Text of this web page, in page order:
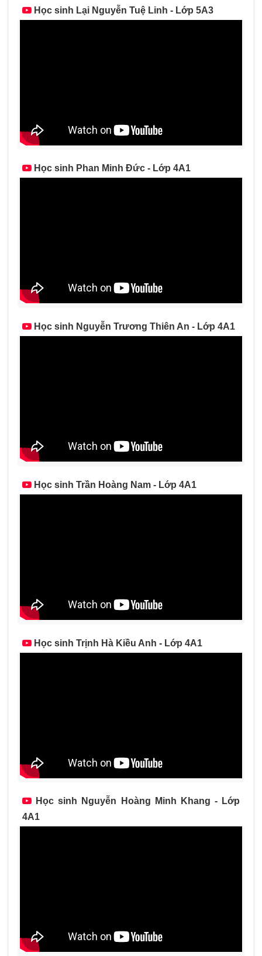
Học sinh Lại Nguyễn Tuệ Linh - Lớp 5A3
Học sinh Phan Minh Đức - Lớp 4A1
Học sinh Nguyễn Trương Thiên An - Lớp 4A1
Học sinh Trần Hoàng Nam - Lớp 4A1
Học sinh Trịnh Hà Kiều Anh - Lớp 4A1
Học sinh Nguyễn Hoàng Minh Khang - Lớp
4A1